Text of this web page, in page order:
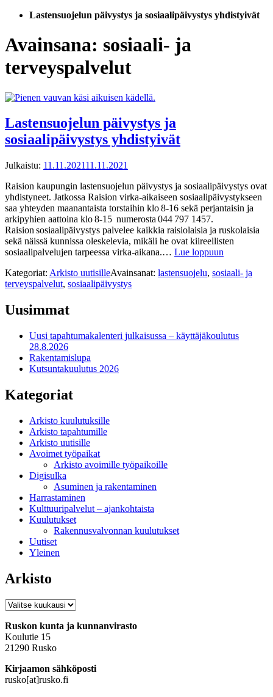
Lastensuojelun päivystys ja sosiaalipäivystys yhdistyivät
Avainsana: sosiaali- ja
terveyspalvelut
Lastensuojelun päivystys ja
sosiaalipäivystys yhdistyivät
Julkaistu: 11.11.202111.11.2021
Raision kaupungin lastensuojelun päivystys ja sosiaalipäivystys ovat
yhdistyneet. Jatkossa Raision virka-aikaiseen sosiaalipäivystykseen
saa yhteyden maanantaista torstaihin klo 8-16 sekä perjantaisin ja
arkipyhien aattoina klo 8-15 numerosta 044 797 1457.
Raision sosiaalipäivystys palvelee kaikkia raisiolaisia ja ruskolaisia
sekä näissä kunnissa oleskelevia, mikäli he ovat kiireellisten
sosiaalipalvelujen tarpeessa virka-aikana.… Lue loppuun
Kategoriat: Arkisto uutisilleAvainsanat: lastensuojelu, sosiaali- ja
terveyspalvelut, sosiaalipäivystys
Uusimmat
Uusi tapahtumakalenteri julkaisussa – käyttäjäkoulutus
28.8.2026
Rakentamislupa
Kutsuntakuulutus 2026
Kategoriat
Arkisto kuulutuksille
Arkisto tapahtumille
Arkisto uutisille
Avoimet työpaikat
Arkisto avoimille työpaikoille
Digisulka
Asuminen ja rakentaminen
Harrastaminen
Kulttuuripalvelut – ajankohtaista
Kuulutukset
Rakennusvalvonnan kuulutukset
Uutiset
Yleinen
Arkisto
Arkisto
Ruskon kunta ja kunnanvirasto
Koulutie 15
21290 Rusko
Kirjaamon sähköposti
rusko[at]rusko.fi